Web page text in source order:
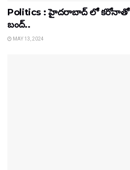
Politics : హైదరాబాద్ లో కరోనాతో
బంద్..
MAY 13, 2024